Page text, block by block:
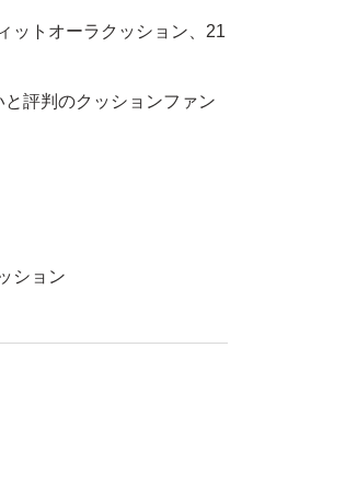
ットオーラクッション、21
評判のクッションファン
ション